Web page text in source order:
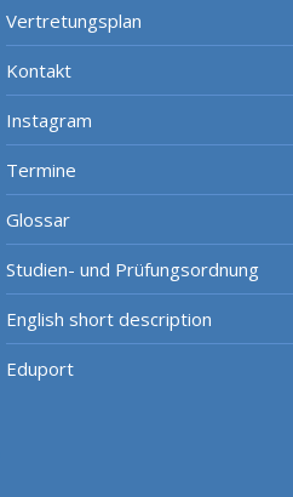
Vertretungsplan
Kontakt
Instagram
Termine
Glossar
Studien- und Prüfungsordnung
English short description
Eduport